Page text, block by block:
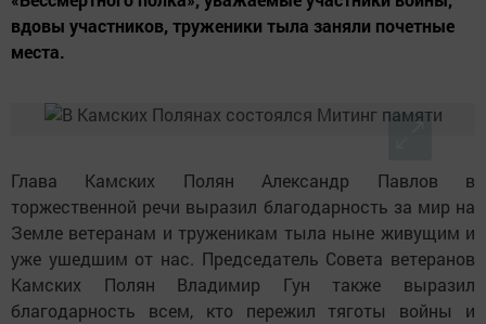
вдовы участников, труженики тыла заняли почетные
места.
Глава Камских Полян Александр Павлов в
торжественной речи выразил благодарность за мир на
Земле ветеранам и труженикам тыла ныне живущим и
уже ушедшим от нас. Председатель Совета ветеранов
Камских Полян Владимир Гун также выразил
благодарность всем, кто пережил тяготы войны и